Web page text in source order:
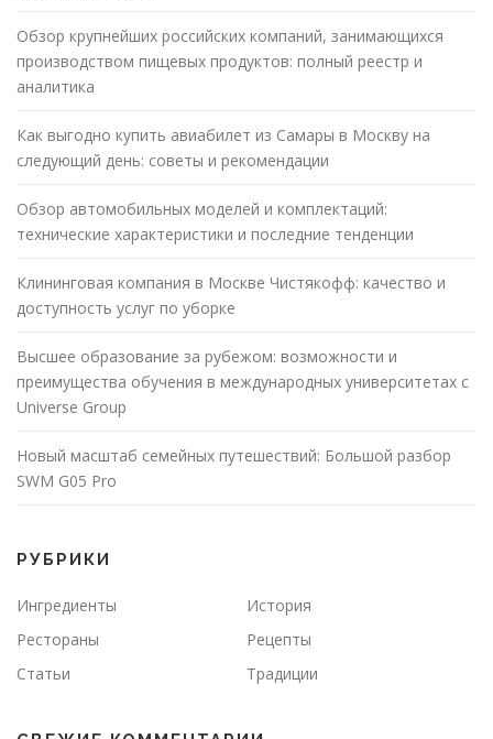
Обзор крупнейших российских компаний, занимающихся
производством пищевых продуктов: полный реестр и
аналитика
Как выгодно купить авиабилет из Самары в Москву на
следующий день: советы и рекомендации
Обзор автомобильных моделей и комплектаций:
технические характеристики и последние тенденции
Клининговая компания в Москве Чистякофф: качество и
доступность услуг по уборке
Высшее образование за рубежом: возможности и
преимущества обучения в международных университетах с
Universe Group
Новый масштаб семейных путешествий: Большой разбор
SWM G05 Pro
РУБРИКИ
Ингредиенты
История
Рестораны
Рецепты
Статьи
Традиции